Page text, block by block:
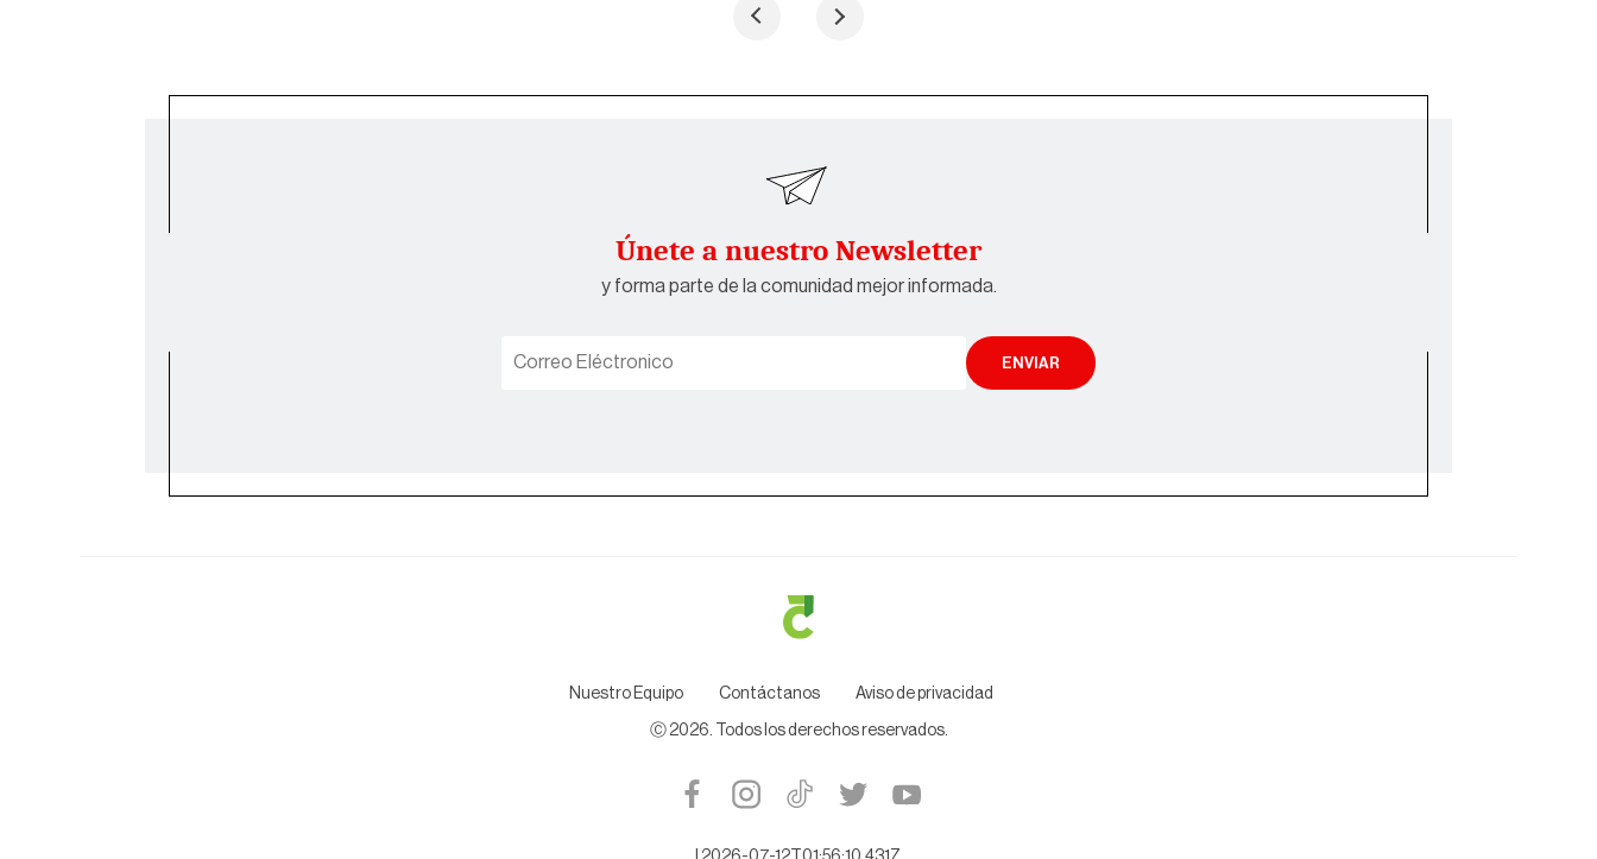
Únete a nuestro Newsletter
y forma parte de la comunidad mejor informada.
ENVIAR
Nuestro Equipo Contáctanos Aviso de privacidad
Ⓒ 2026. Todos los derechos reservados.